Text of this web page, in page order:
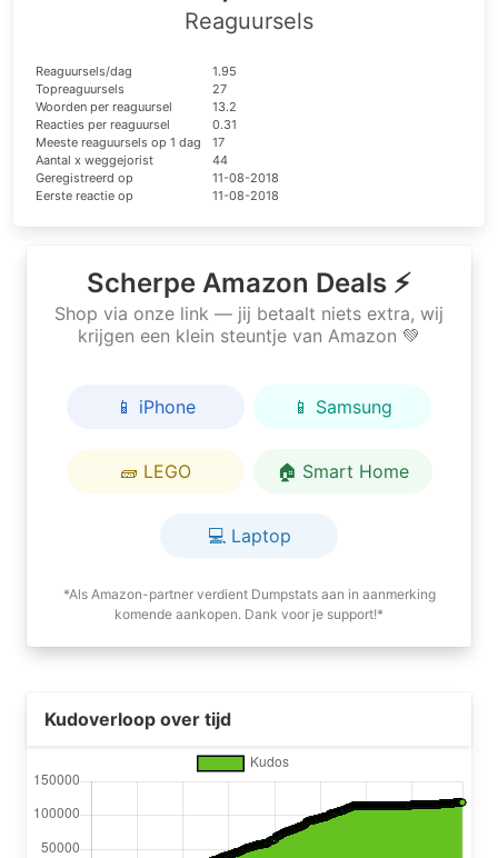
Reaguursels
Reaguursels/dag
1.95
Topreaguursels
27
Woorden per reaguursel
13.2
Reacties per reaguursel
0.31
Meeste reaguursels op 1 dag
17
Aantal x weggejorist
44
Geregistreerd op
11-08-2018
Eerste reactie op
11-08-2018
Scherpe Amazon Deals ⚡
Shop via onze link — jij betaalt niets extra, wij
krijgen een klein steuntje van Amazon 💚
📱 iPhone 📱 Samsung
🧱 LEGO 🏠 Smart Home
💻 Laptop
*Als Amazon-partner verdient Dumpstats aan in aanmerking
komende aankopen. Dank voor je support!*
Kudoverloop over tijd